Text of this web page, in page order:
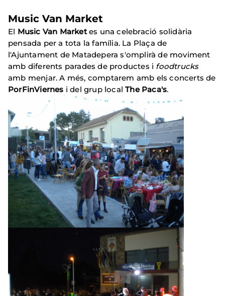
Music Van Market
El Music Van Marketes una celebració solidària
pensada per a tota la família. La Plaça de
l'Ajuntament de Matadepera s'omplirà de moviment
amb diferents parades de productes i foodtrucks
amb menjar. A més, comptarem amb els concerts de
PorFinViernes i del grup localThe Paca's.